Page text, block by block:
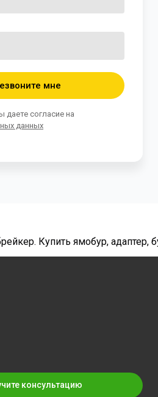
мне
даете согласие на
данных
Купить ямобур, адаптер,
консультацию